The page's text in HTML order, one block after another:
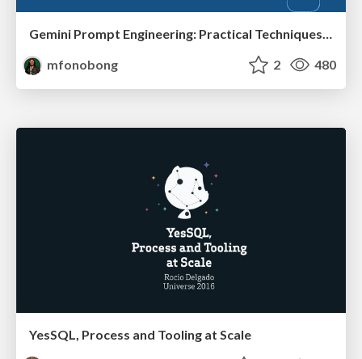
Gemini Prompt Engineering: Practical Techniques for Tangible AI Outcomes
mfonobong
2 480
YesSQL, Process and Tooling at Scale